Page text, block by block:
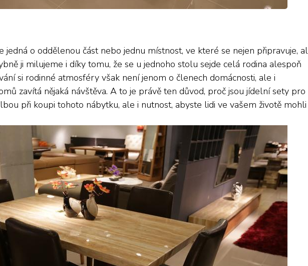
jedná o oddělenou část nebo jednu místnost, ve které se nejen připravuje,
ji milujeme i díky tomu, že se u jednoho stolu sejde celá rodina alespoň
si rodinné atmosféry však není jenom o členech domácnosti, ale i
zavítá nějaká návštěva. A to je právě ten důvod, proč jsou jídelní sety pro
při koupi tohoto nábytku, ale i nutnost, abyste lidi ve vašem životě